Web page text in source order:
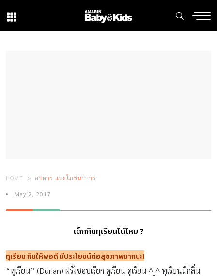
HOME อาหาร และโภชนาการ
May 2, 2017
เด็กกินทุเรียนได้ไหม ?
ทุเรียน กินให้พอดี มีประโยชน์ต่อสุขภาพมากนะ!
“ทุเรียน” (Durian) ฝรั่งชอบเรียก ดูเรียน ดูเรียน ^_^ ทุเรียนมีกลิ่น